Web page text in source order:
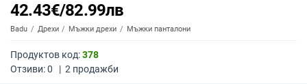
42.43€/82.99лв
Badu Дрехи Мъжки дрехи Мъжки панталони
Продуктов код:378
Отзиви:0 | 2 продажби